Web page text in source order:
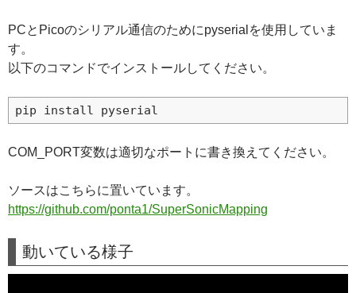
PCとPicoのシリアル通信のためにpyserialを使用していま
す。
以下のコマンドでインストールしてください。
COM_PORT変数は適切なポートに書き換えてください。
ソースはこちらに置いています。
https://github.com/ponta1/SuperSonicMapping
動いている様子